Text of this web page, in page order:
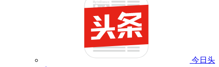
今日头